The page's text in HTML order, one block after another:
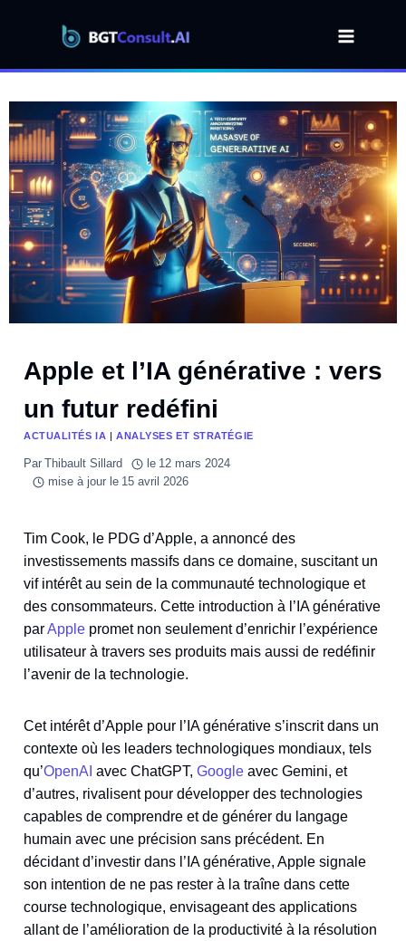
Apple et l’IA générative : vers
un futur redéfini
ACTUALITÉS IA | ANALYSES ET STRATÉGIE
Par Thibault Sillard le 12 mars 2024
mise à jour le 15 avril 2026
Tim Cook, le PDG d’Apple, a annoncé des
investissements massifs dans ce domaine, suscitant un
vif intérêt au sein de la communauté technologique et
des consommateurs. Cette introduction à l’IA générative
parApple promet non seulement d’enrichir l’expérience
utilisateur à travers ses produits mais aussi de redéfinir
l’avenir de la technologie.
Cet intérêt d’Apple pour l’IA générative s’inscrit dans un
contexte où les leaders technologiques mondiaux, tels
qu’OpenAI avec ChatGPT, Google avec Gemini, et
d’autres, rivalisent pour développer des technologies
capables de comprendre et de générer du langage
humain avec une précision sans précédent. En
décidant d’investir dans l’IA générative, Apple signale
son intention de ne pas rester à la traîne dans cette
course technologique, envisageant des applications
allant de l’amélioration de la productivité à la résolution